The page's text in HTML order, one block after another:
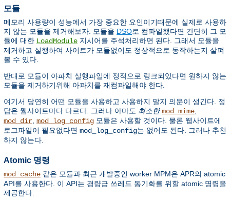
모듈
메모리 사용량이 성능에서 가장 중요한 요인이기때문에 실제로 사용하
지 않는 모듈을 제거해보자. 모듈을 DSO로 컴파일했다면 간단히 그 모
듈에 대한 LoadModule 지시어를 주석처리하면 된다. 그래서 모듈을
제거하고 실행하여 사이트가 모듈없이도 정상적으로 동작하는지 살펴
볼 수 있다.
반대로 모듈이 아파치 실행파일에 정적으로 링크되있다면 원하지 않는
모듈을 제거하기위해 아파치를 재컴파일해야 한다.
여기서 당연히 어떤 모듈을 사용하고 사용하지 말지 의문이 생긴다. 정
답은 웹사이트마다 다르다. 그러나 아마도 최소한 mod_mime,
mod_dir, mod_log_config 모듈은 사용할 것이다. 물론 웹사이트에
로그파일이 필요없다면 mod_log_config는 없어도 된다. 그러나 추천
하지 않는다.
Atomic 명령
mod_cache 같은 모듈과 최근 개발중인 worker MPM은 APR의 atomic
API를 사용한다. 이 API는 경량급 쓰레드 동기화를 위할 atomic 명령을
제공한다.